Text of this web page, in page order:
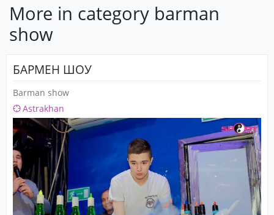
More in category barman
show
БАРМЕН ШОУ
Barman show
Astrakhan